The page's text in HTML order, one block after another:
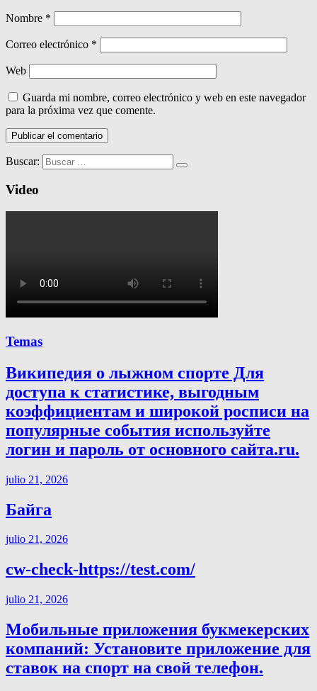
Nombre *
Correo electrónico *
Web
Guarda mi nombre, correo electrónico y web en este navegador
para la próxima vez que comente.
Buscar:
Video
Temas
Википедия о лыжном спорте Для
доступа к статистике, выгодным
коэффициентам и широкой росписи на
популярные события используйте
логин и пароль от основного сайта.ru.
julio 21, 2026
Байга
julio 21, 2026
cw-check-https://test.com/
julio 21, 2026
Мобильные приложения букмекерских
компаний: Установите приложение для
ставок на спорт на свой телефон.